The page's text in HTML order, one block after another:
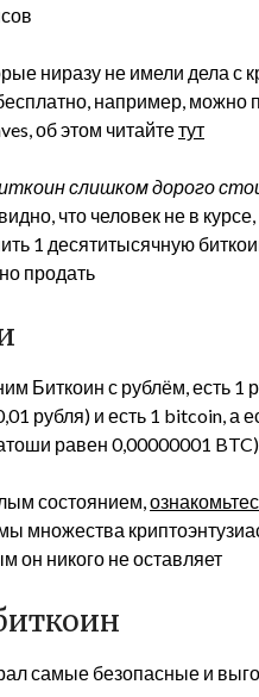
ниразу не имели дела с
например, можно
об этом читайтетут
слишком дорого
что человек не в
1 десятитысячную
продать
Биткоин с рублём, есть 1
рубля) и есть 1 bitcoin, а
равен 0,00000001 BTC)
состоянием,
множества
он никого не оставляет
самые безопасные и